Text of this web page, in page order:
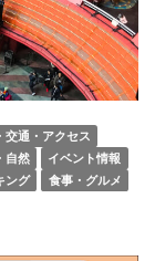
交通・アクセス
自然
イベント情報
ング
食事・グルメ